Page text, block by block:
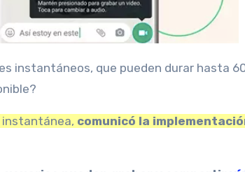
instantánea, comunicó la